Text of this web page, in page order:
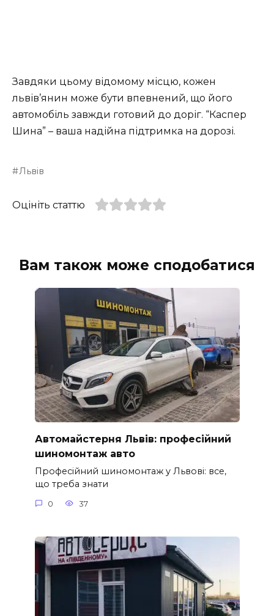
Завдяки цьому відомому місцю, кожен
львів’янин може бути впевнений, що його
автомобіль завжди готовий до доріг. “Каспер
Шина” – ваша надійна підтримка на дорозі.
Львів
Оцініть статтю
Вам також може сподобатися
Автомайстерня Львів: професійний
шиномонтаж авто
Професійний шиномонтаж у Львові: все,
що треба знати
0 37